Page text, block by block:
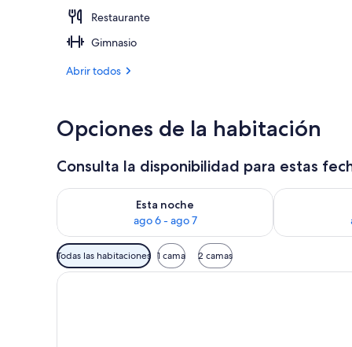
Restaurante
Gimnasio
Abrir todos
Opciones de la habitación
Consulta la disponibilidad para estas
Esta noche
ago 6 - ago 7
Consulta la disponibilidad para esta noche, ago 6 -
Consulta la
Filtros
disponibles
para
Todas las habitaciones 1 cama 2 camas